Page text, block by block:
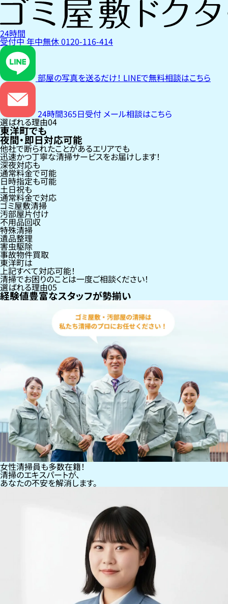
24時間
受付中年中無休0120-116-414
部屋の写真を送るだけ！ LINEで無料相談はこちら
24時間365日受付 メール相談はこちら
選ばれる理由04
東洋町でも
夜間・即日対応可能
他社で断られたことがあるエリアでも
迅速かつ丁寧な清掃サービスをお届けします！
深夜対応も
通常料金で可能
日時指定も可能
土日祝も
通常料金で対応
ゴミ屋敷清掃
汚部屋片付け
不用品回収
特殊清掃
遺品整理
害虫駆除
事故物件買取
東洋町は
上記すべて対応可能！
清掃でお困りのことは一度ご相談ください！
選ばれる理由05
経験値豊富なスタッフが勢揃い
女性清掃員も多数在籍！
清掃のエキスパートが、
あなたの不安を解消します。